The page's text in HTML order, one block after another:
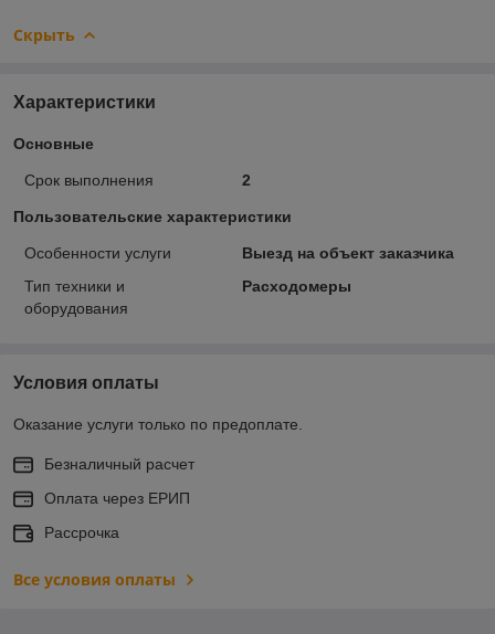
Скрыть
Характеристики
Основные
Срок выполнения 2
Пользовательские характеристики
Особенности услуги
Выезд на объект заказчика
Тип техники и
оборудования
Расходомеры
Условия оплаты
Оказание услуги только по предоплате.
Безналичный расчет
Оплата через ЕРИП
Рассрочка
Все условия оплаты